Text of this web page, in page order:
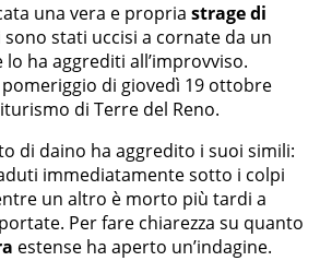
una vera e propria strage di
sono stati uccisi a cornate da un
ha aggrediti all’improvviso.
pomeriggio di giovedì 19 ottobre
di Terre del Reno.
di daino ha aggredito i suoi simili:
immediatamente sotto i colpi
un altro è morto più tardi a
Per fare chiarezza su quanto
estense ha aperto un’indagine.